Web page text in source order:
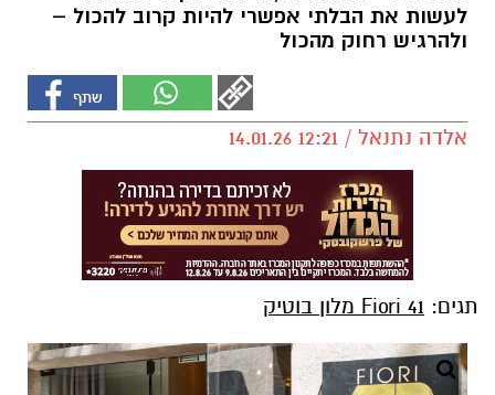
לעשות את הבלתי אפשרי להיות קרוב להכול –
ולהרגיש רחוק מהכול
אלדה נתנאל / 12:21 14.01.26
תגים: Fiori 41 מלון בוטיק